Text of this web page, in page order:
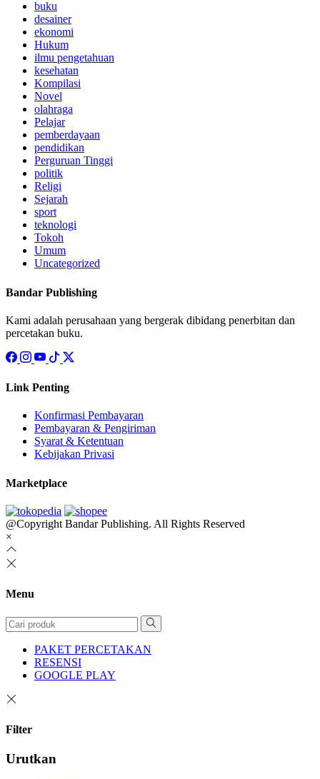
buku
desainer
ekonomi
Hukum
ilmu pengetahuan
kesehatan
Kompilasi
Novel
olahraga
Pelajar
pemberdayaan
pendidikan
Perguruan Tinggi
politik
Religi
Sejarah
sport
teknologi
Tokoh
Umum
Uncategorized
Bandar Publishing
Kami adalah perusahaan yang bergerak dibidang penerbitan dan
percetakan buku.
Link Penting
Konfirmasi Pembayaran
Pembayaran & Pengiriman
Syarat & Ketentuan
Kebijakan Privasi
Marketplace
@Copyright Bandar Publishing. All Rights Reserved
×
Menu
PAKET PERCETAKAN
RESENSI
GOOGLE PLAY
Filter
Urutkan